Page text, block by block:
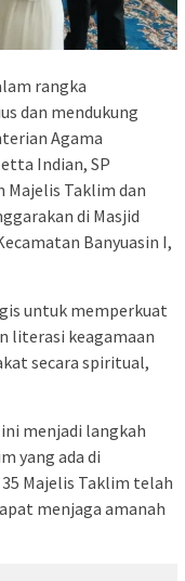
rangka
dan mendukung
Agama
Indian, SP
Majelis Taklim dan
di Masjid
Banyuasin I,
untuk memperkuat
literasi keagamaan
secara spiritual,
menjadi langkah
yang ada di
Majelis Taklim telah
menjaga amanah